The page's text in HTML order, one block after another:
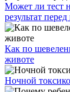
Может ли тест
результат
Как по
животе
Ночной